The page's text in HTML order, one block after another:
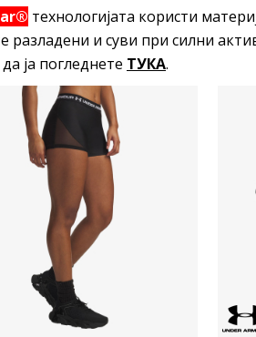
технологијата користи
разладени и суви при силни
ја погледнете ТУКА.
Uporedi